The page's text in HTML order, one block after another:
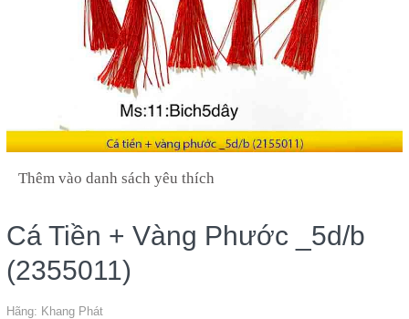
Thêm vào danh sách yêu thích
Cá Tiền + Vàng Phước _5d/b
(2355011)
Hãng: Khang Phát